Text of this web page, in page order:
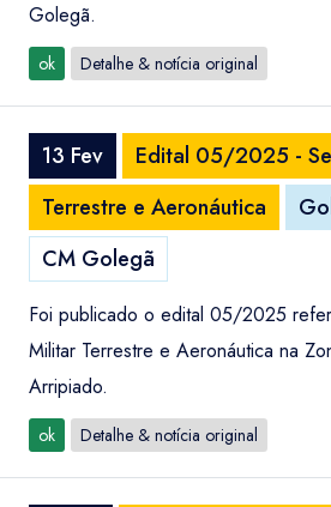
Golegã.
ok Detalhe & notícia original
13 Fev
Edital 05/2025 -
Terrestre e Aeronáutica
CM Golegã
Foi publicado o edital 05/2025
Militar Terrestre e Aeronáutica na
Arripiado.
ok Detalhe & notícia original